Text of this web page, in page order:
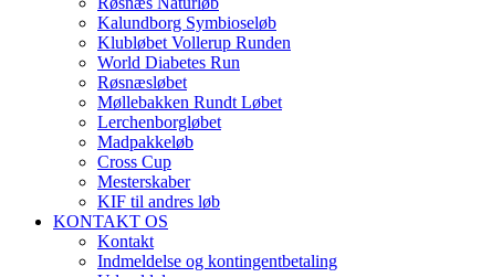
Kalundborg Symbioseløb
Klubløbet Vollerup Runden
World Diabetes Run
Røsnæsløbet
Møllebakken Rundt Løbet
Lerchenborgløbet
Madpakkeløb
Cross Cup
Mesterskaber
KIF til andres løb
KONTAKT OS
Kontakt
Indmeldelse og kontingentbetaling